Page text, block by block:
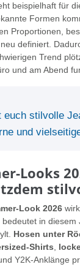
beispielhaft für
Formen
Proportionen,
definiert.
Trend
und am Abend
euch stilvolle
und
Looks
Look 2026
in diesem
Hosen unter
Shirts
Y2K-Anklänge